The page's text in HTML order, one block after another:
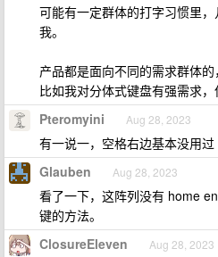
可能有一定群体的打字习惯里
我。
产品都是面向不同的需求群体的
比如我对分体式键盘有强需求，
Pteromyini Aug 28, 2023
有一说一，空格右边基本没用过
Glauben Aug 28, 2023
看了一下，这阵列没有 home
键的方法。
ClosureEleven Aug 28, 2023